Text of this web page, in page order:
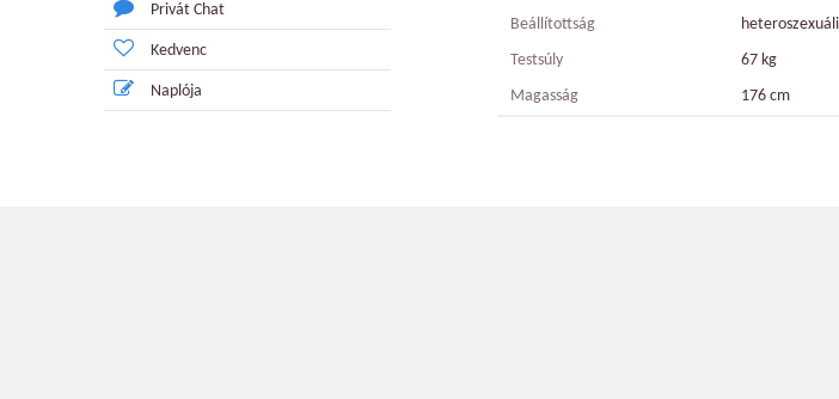
Privát Chat
Kedvenc
Naplója
Beállítottság
Testsúly
67 kg
Magasság
176 cm